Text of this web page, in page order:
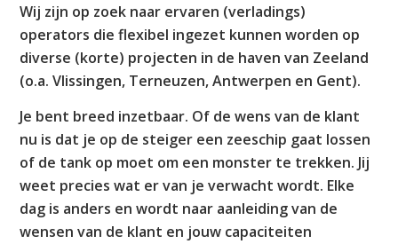
Wij zijn op zoek naar ervaren (verladings)
operators die flexibel ingezet kunnen worden op
diverse (korte) projecten in de haven van Zeeland
(o.a. Vlissingen, Terneuzen, Antwerpen en Gent).
Je bent breed inzetbaar. Of de wens van de klant
nu is dat je op de steiger een zeeschip gaat lossen
of de tank op moet om een monster te trekken. Jij
weet precies wat er van je verwacht wordt. Elke
dag is anders en wordt naar aanleiding van de
wensen van de klant en jouw capaciteiten